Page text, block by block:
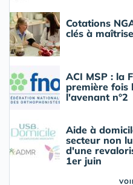
Cotations
clés à
ACI MSP : la
première fois
l'avenant n°2
Aide à
secteur non
d'une
1er juin